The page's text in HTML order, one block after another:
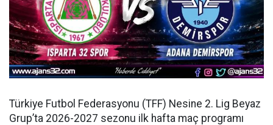
Türkiye Futbol Federasyonu (TFF) Nesine 2. Lig Beyaz
Grup’ta 2026-2027 sezonu ilk hafta maç programı